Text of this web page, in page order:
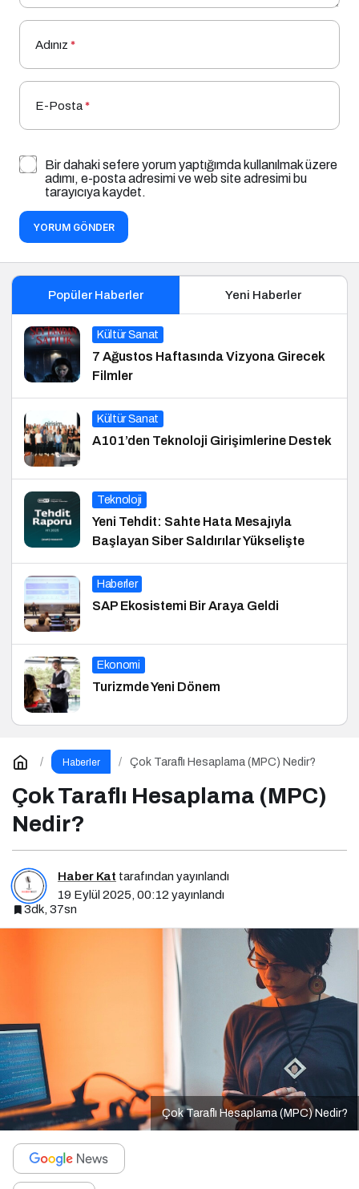
Adınız *
E-Posta*
Bir dahaki sefere yorum yaptığımda kullanılmak üzere
adımı, e-posta adresimi ve web site adresimi bu
tarayıcıya kaydet.
YORUM GÖNDER
Popüler Haberler Yeni Haberler
Kültür Sanat
7 Ağustos Haftasında Vizyona Girecek
Filmler
Kültür Sanat
A101’den Teknoloji Girişimlerine Destek
Teknoloji
Yeni Tehdit: Sahte Hata Mesajıyla
Başlayan Siber Saldırılar Yükselişte
Haberler
SAP Ekosistemi Bir Araya Geldi
Ekonomi
Turizmde Yeni Dönem
Haberler Çok Taraflı Hesaplama (MPC) Nedir?
Çok Taraflı Hesaplama (MPC)
Nedir?
Haber Kat tarafından yayınlandı
19 Eylül 2025, 00:12 yayınlandı
3dk, 37sn
Çok Taraflı Hesaplama (MPC) Nedir?